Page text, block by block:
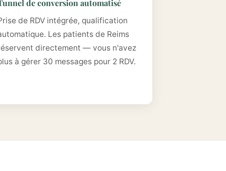
de conversion automatisé
de RDV intégrée, qualification
Les patients de Reims
directement — vous n'avez
à gérer 30 messages pour 2 RDV.